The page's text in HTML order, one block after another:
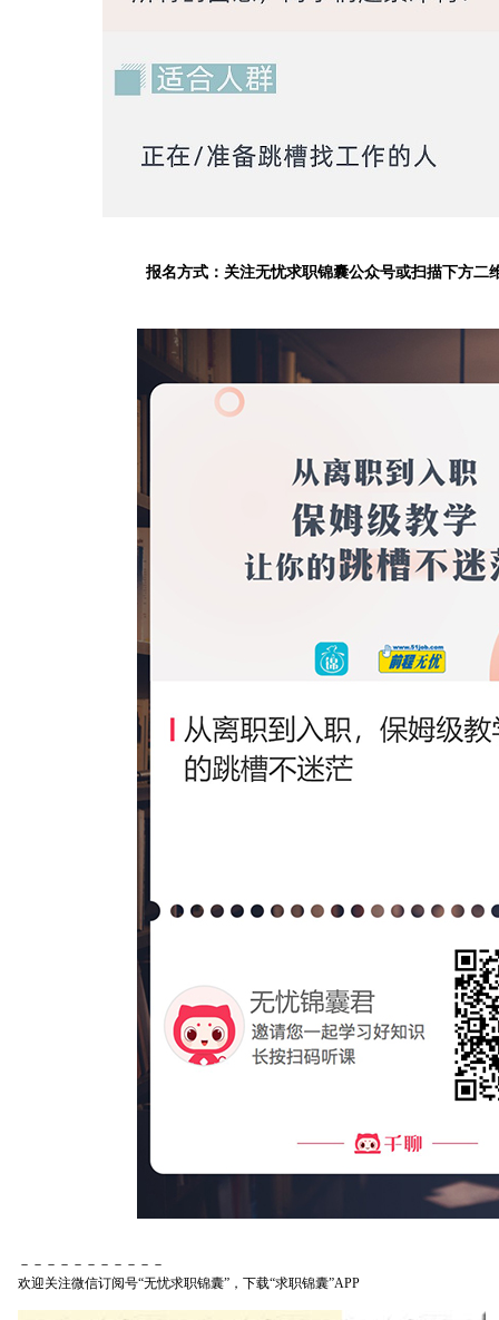
报名方式：关注无忧求职锦囊公众号或扫描下方二
－－－－－－－－－－－
欢迎关注微信订阅号“无忧求职锦囊”，下载“求职锦囊”APP